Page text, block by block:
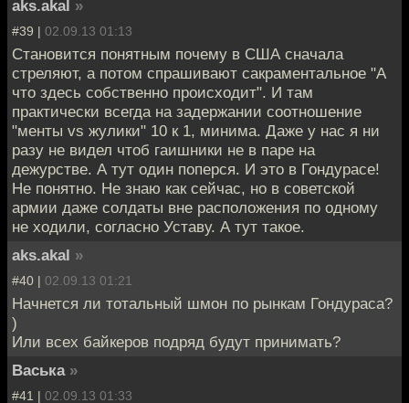
aks.akal »
#39 | 02.09.13 01:13
Становится понятным почему в США сначала
стреляют, а потом спрашивают сакраментальное "А
что здесь собственно происходит". И там
практически всегда на задержании соотношение
"менты vs жулики" 10 к 1, минима. Даже у нас я ни
разу не видел чтоб гаишники не в паре на
дежурстве. А тут один поперся. И это в Гондурасе!
Не понятно. Не знаю как сейчас, но в советской
армии даже солдаты вне расположения по одному
не ходили, согласно Уставу. А тут такое.
aks.akal »
#40 | 02.09.13 01:21
Начнется ли тотальный шмон по рынкам Гондураса?
)
Или всех байкеров подряд будут принимать?
Васька »
#41 | 02.09.13 01:33